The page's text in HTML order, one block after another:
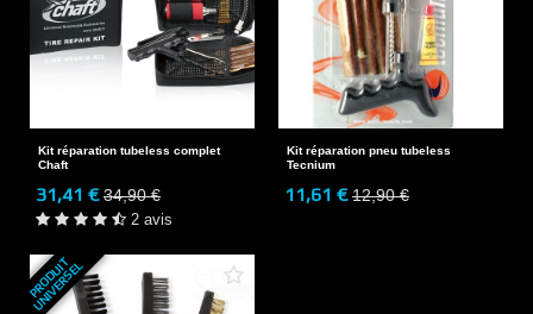
Kit réparation tubeless complet
Chaft
31,41 € 34,90 €
2 avis
Kit réparation pneu tubeless
Tecnium
11,61 € 12,90 €
P
R
O
D
U
I
T
U
N
I
V
E
R
S
E
L